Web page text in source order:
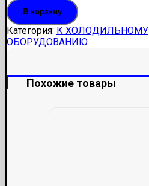
В корзину
Категория: К ХОЛОДИЛЬНОМУ
ОБОРУДОВАНИЮ
Похожие товары